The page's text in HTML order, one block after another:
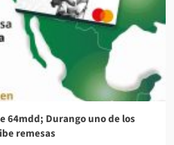
64mdd; Durango uno de los
remesas